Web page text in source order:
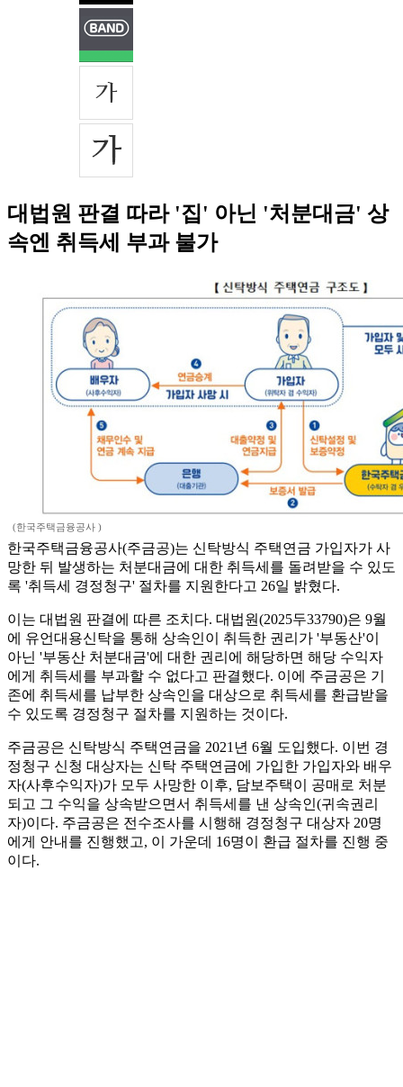
대법원 판결 따라 '집' 아닌 '처분대금' 상
속엔 취득세 부과 불가
(한국주택금융공사 )
한국주택금융공사(주금공)는 신탁방식 주택연금 가입자가 사
망한 뒤 발생하는 처분대금에 대한 취득세를 돌려받을 수 있도
록 '취득세 경정청구' 절차를 지원한다고 26일 밝혔다.
이는 대법원 판결에 따른 조치다. 대법원(2025두33790)은 9월
에 유언대용신탁을 통해 상속인이 취득한 권리가 '부동산'이
아닌 '부동산 처분대금'에 대한 권리에 해당하면 해당 수익자
에게 취득세를 부과할 수 없다고 판결했다. 이에 주금공은 기
존에 취득세를 납부한 상속인을 대상으로 취득세를 환급받을
수 있도록 경정청구 절차를 지원하는 것이다.
주금공은 신탁방식 주택연금을 2021년 6월 도입했다. 이번 경
정청구 신청 대상자는 신탁 주택연금에 가입한 가입자와 배우
자(사후수익자)가 모두 사망한 이후, 담보주택이 공매로 처분
되고 그 수익을 상속받으면서 취득세를 낸 상속인(귀속권리
자)이다. 주금공은 전수조사를 시행해 경정청구 대상자 20명
에게 안내를 진행했고, 이 가운데 16명이 환급 절차를 진행 중
이다.